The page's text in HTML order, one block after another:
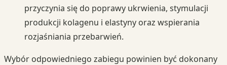
przyczynia się do poprawy ukrwienia, stymulacji
produkcji kolagenu i elastyny oraz wspierania
rozjaśniania przebarwień.
Wybór odpowiedniego zabiegu powinien być dokonany